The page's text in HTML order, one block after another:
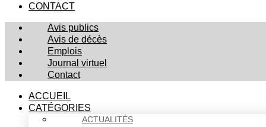
CONTACT
Avis publics
Avis de décès
Emplois
Journal virtuel
Contact
ACCUEIL
CATÉGORIES
ACTUALITÉS